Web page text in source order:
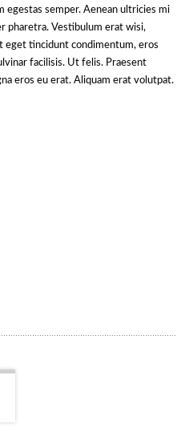
semper. Aenean ultricies mi
pharetra. Vestibulum erat wisi,
eget tincidunt condimentum, eros
facilisis. Ut felis. Praesent
eros eu erat. Aliquam erat volutpat.